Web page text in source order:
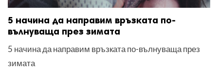
5 начина да направим връзката по-
вълнуваща през зимата
5 начина да направим връзката по-вълнуваща през
зимата